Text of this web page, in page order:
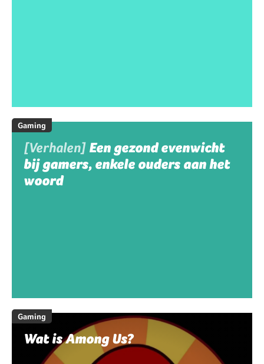
Gaming
[Verhalen] Een gezond evenwicht
bij gamers, enkele ouders aan het
woord
Gaming
Wat is Among Us?